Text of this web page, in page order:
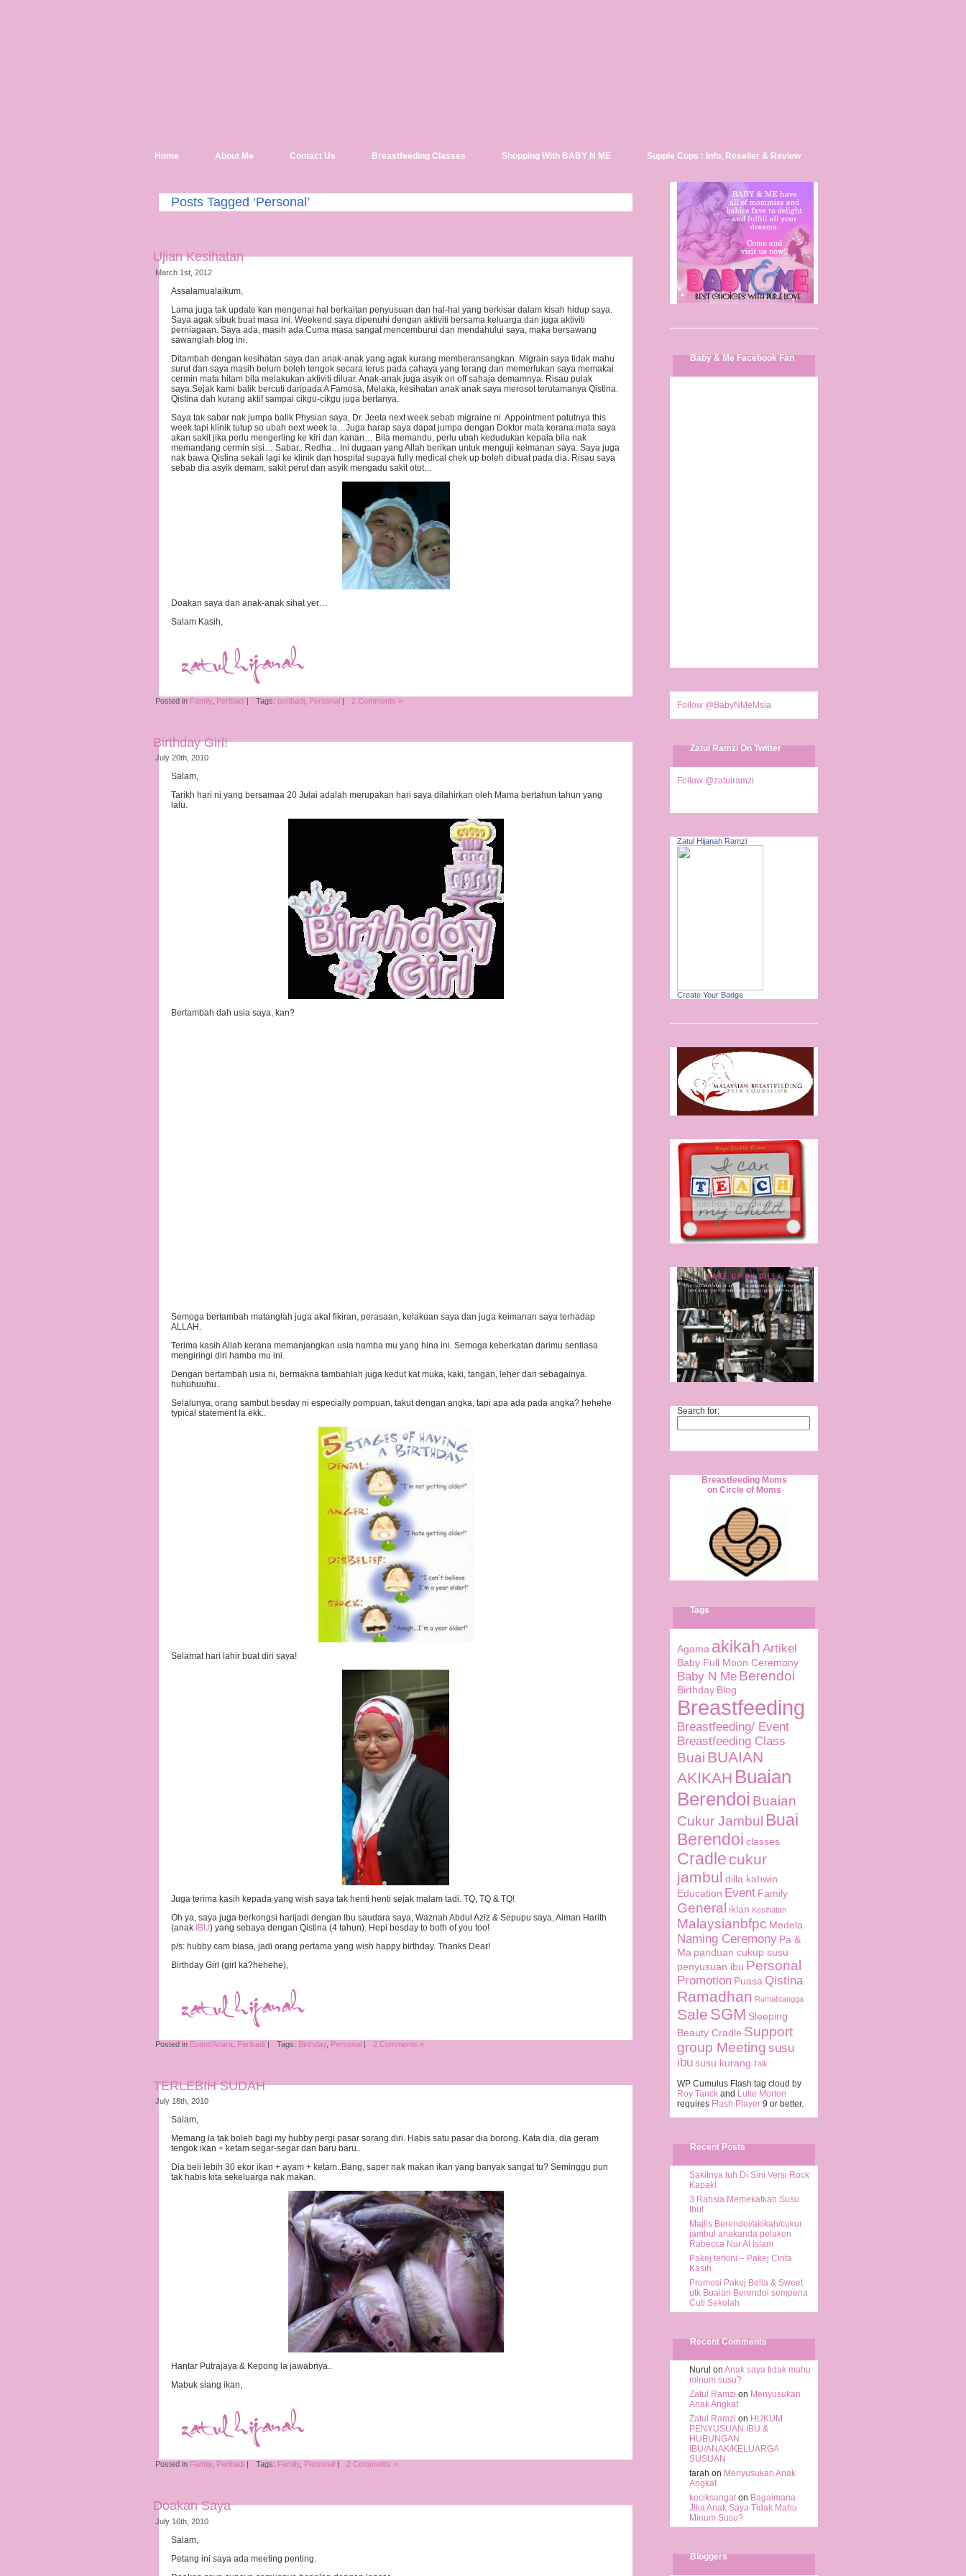
Home About Me Contact Us Breastfeeding Classes Shopping With BABY N ME Supple Cups : Info, Reseller & Review
Posts Tagged ‘Personal’
Ujian Kesihatan
March 1st, 2012
Assalamualaikum,
Lama juga tak update kan mengenai hal berkaitan penyusuan dan hal-hal yang berkisar dalam kisah hidup saya.
Saya agak sibuk buat masa ini. Weekend saya dipenuhi dengan aktiviti bersama keluarga dan juga aktiviti
perniagaan. Saya ada, masih ada Cuma masa sangat mencemburui dan mendahului saya, maka bersawang
sawanglah blog ini.
Ditambah dengan kesihatan saya dan anak-anak yang agak kurang memberansangkan. Migrain saya tidak mahu
surut dan saya masih belum boleh tengok secara terus pada cahaya yang terang dan memerlukan saya memakai
cermin mata hitam bila melakukan aktiviti diluar. Anak-anak juga asyik on off sahaja demamnya. Risau pulak
saya.Sejak kami balik bercuti daripada A Famosa, Melaka, kesihatan anak anak saya merosot terutamanya Qistina.
Qistina dah kurang aktif sampai cikgu-cikgu juga bertanya.
Saya tak sabar nak jumpa balik Physian saya, Dr. Jeeta next week sebab migraine ni. Appointment patutnya this
week tapi klinik tutup so ubah next week la…Juga harap saya dapat jumpa dengan Doktor mata kerana mata saya
akan sakit jika perlu mengerling ke kiri dan kanan… Bila memandu, perlu ubah kedudukan kepala bila nak
memandang cermin sisi… Sabar.. Redha…Ini dugaan yang Allah berikan untuk menguji keimanan saya. Saya juga
nak bawa Qistina sekali lagi ke klinik dan hospital supaya fully medical chek up boleh dibuat pada dia. Risau saya
sebab dia asyik demam, sakit perut dan asyik mengadu sakit otot…
Doakan saya dan anak-anak sihat yer…
Salam Kasih,
Posted in Family Peribadi | Tags: peribadi Personal | 2 Comments »
Birthday Girl!
July 20th, 2010
Salam,
Tarikh hari ni yang bersamaa 20 Julai adalah merupakan hari saya dilahirkan oleh Mama bertahun tahun yang
lalu.
Bertambah dah usia saya, kan?
Semoga bertambah matanglah juga akal fikiran, perasaan, kelakuan saya dan juga keimanan saya terhadap
ALLAH.
Terima kasih Allah kerana memanjangkan usia hamba mu yang hina ini. Semoga keberkatan darimu sentiasa
mengiringi diri hamba mu ini.
Dengan bertambah usia ni, bermakna tambahlah juga kedut kat muka, kaki, tangan, leher dan sebagainya.
huhuhuuhu..
Selalunya, orang sambut besday ni especially pompuan, takut dengan angka, tapi apa ada pada angka? hehehe
typical statement la ekk..
Selamat hari lahir buat diri saya!
Juga terima kasih kepada yang wish saya tak henti henti sejak malam tadi. TQ, TQ & TQ!
Oh ya, saya juga berkongsi harijadi dengan Ibu saudara saya, Waznah Abdul Aziz & Sepupu saya, Aiman Harith
(anak IBU) yang sebaya dengan Qistina (4 tahun). Hepi besday to both of you too!
p/s: hubby cam biasa, jadi orang pertama yang wish happy birthday. Thanks Dear!
Birthday Girl (girl ka?hehehe),
Posted in Event/Acara Peribadi Tags: Birthday Personal 2 Comments »
TERLEBIH SUDAH
July 18th, 2010
Salam,
Memang la tak boleh bagi my hubby pergi pasar sorang diri. Habis satu pasar dia borong. Kata dia, dia geram
tengok ikan + ketam segar-segar dan baru baru..
Dia beli lebih 30 ekor ikan + ayam + ketam..Bang, saper nak makan ikan yang banyak sangat tu? Seminggu pun
tak habis kita sekeluarga nak makan.
Hantar Putrajaya & Kepong la jawabnya..
Mabuk siang ikan,
Posted in Family, Peribadi Tags: Family, Personal 2 Comments »
Doakan Saya
July 16th, 2010
Salam,
Petang ini saya ada meeting penting.
Baby & Me Facebook Fan
Follow @BabyNMeMsia
Zatul Ramzi On Twitter
Follow @zatulramzi
Zatul Hijanah Ramzi
Create Your Badge
Search for:
Breastfeeding Moms
on Circle of Moms
Tags
Agama akikah Artikel
Baby Full Moon Ceremony
Baby N Me Berendoi
Birthday Blog
Breastfeeding
Breastfeeding/ Event
Breastfeeding Class
Buai BUAIAN
AKIKAH Buaian
Berendoi Buaian
Cukur Jambul Buai
Berendoi classes
Cradle cukur
jambul dilla kahwin
Education Event Family
General iklan Kesihatan
Malaysianbfpc Medela
Naming Ceremony Pa &
Ma panduan cukup susu
penyusuan ibu Personal
Promotion Puasa Qistina
Ramadhan Rumahtangga
Sale SGM Sleeping
Beauty Cradle Support
group Meeting susu
ibususu kurang Talk
WP Cumulus Flash tag cloud by
Roy Tanck and Luke Morton
requires Flash Player 9 or better.
Recent Posts
Sakitnya tuh Di Sini Versi Rock
Kapak!
3 Rahsia Memekatkan Susu
Ibu!
Majlis Berendoi/akikah/cukur
jambul anakanda pelakon
Rabecca Nur Al Islam
Pakej terkini – Pakej Cinta
Kasih
Promosi Pakej Bella & Sweet
utk Buaian Berendoi sempena
Cuti Sekolah
Recent Comments
Nurul on Anak saya tidak mahu
minum susu?
Zatul Ramzi on Menyusukan
Anak Angkat
Zatul Ramzi on HUKUM
PENYUSUAN IBU &
HUBUNGAN
IBU/ANAK/KELUARGA
SUSUAN
farah on Menyusukan Anak
Angkat
keciksangaton Bagaimana
Jika Anak Saya Tidak Mahu
Minum Susu?
Bloggers